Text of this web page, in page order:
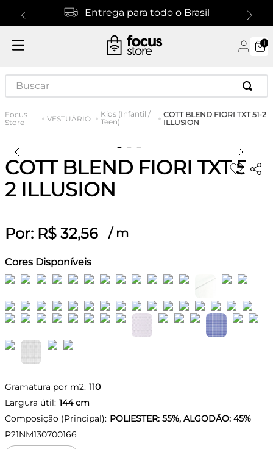
Entrega para todo o Brasil
Buscar
VESTUÁRIO
Kids (Infantil /
Teen)
COTT BLEND FIORI TXT 51-2
ILLUSION
COTT BLEND FIORI TXT 51-
2 ILLUSION
Por: R$ 32,56 / m
Cores Disponíveis
Gramatura por m2: 110
Largura útil: 144cm
Composição (Principal): POLIESTER: 55%, ALGODÃO: 45%
P21NM130700166